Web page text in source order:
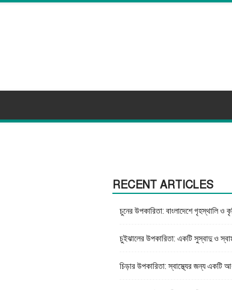
RECENT ARTICLES
চুনের উপকারিতা: বাংলাদেশে গৃহস্থালি
চুইঝালের উপকারিতা: একটি সুস্বাদু ও
চিড়ার উপকারিতা: স্বাস্থ্যের জন্য একটি